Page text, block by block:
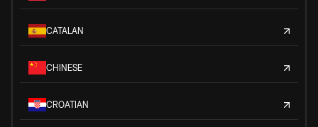
CATALAN
CHINESE
CROATIAN